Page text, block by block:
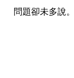
問題卻未多說。